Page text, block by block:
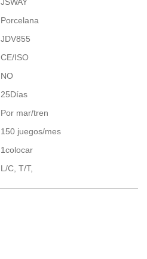
JSWAY
Porcelana
JDV855
CE/ISO
NO
25Días
Por mar/tren
150 juegos/mes
1colocar
L/C, T/T,